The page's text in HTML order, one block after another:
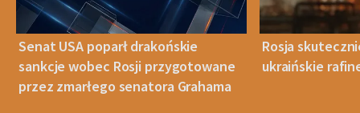
Senat USA poparł drakońskie
sankcje wobec Rosji przygotowane
przez zmarłego senatora Grahama
Rosja
ukraińskie